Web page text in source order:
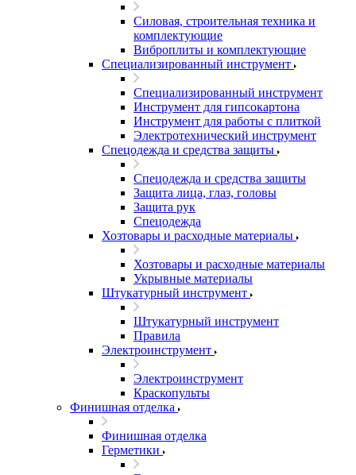
Силовая, строительная техника и
комплектующие
Виброплиты и комплектующие
Специализированный инструмент
Специализированный инструмент
Инструмент для гипсокартона
Инструмент для работы с плиткой
Электротехнический инструмент
Спецодежда и средства защиты
Спецодежда и средства защиты
Защита лица, глаз, головы
Защита рук
Спецодежда
Хозтовары и расходные материалы
Хозтовары и расходные материалы
Укрывные материалы
Штукатурный инструмент
Штукатурный инструмент
Правила
Электроинструмент
Электроинструмент
Краскопульты
Финишная отделка
Финишная отделка
Герметики